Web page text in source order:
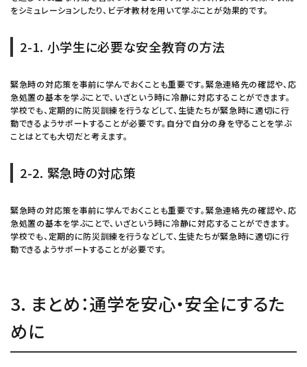
をシミュレーションしたり、ビデオ教材を用いて学ぶことが効果的です。
2-1. 小学生に必要な安全教育の方法
緊急時の対応策を事前に学んでおくことも重要です。緊急連絡先の確認や、応
急処置の基本を学ぶことで、いざという時に冷静に対応することができます。
学校でも、定期的に防災訓練を行うなどして、生徒たちが緊急時に適切に行
動できるようサポートすることが必要です。自分で自分の身を守ることを学ぶ
ことはとても大切だと考えます。
2-2. 緊急時の対応策
緊急時の対応策を事前に学んでおくことも重要です。緊急連絡先の確認や、応
急処置の基本を学ぶことで、いざという時に冷静に対応することができます。
学校でも、定期的に防災訓練を行うなどして、生徒たちが緊急時に適切に行
動できるようサポートすることが必要です。
3. まとめ：通学を安心・安全にするた
めに